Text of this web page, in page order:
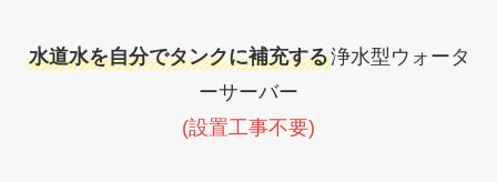
水道水を自分でタンクに補充する浄水型ウォータ
ーサーバー
(設置工事不要)